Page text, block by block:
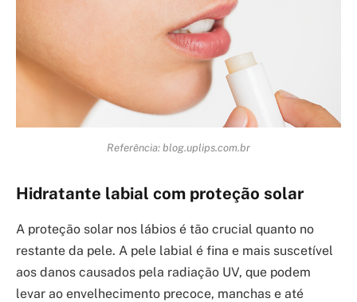
Referência: blog.uplips.com.br
Hidratante labial com proteção solar
A proteção solar nos lábios é tão crucial quanto no
restante da pele. A pele labial é fina e mais suscetível
aos danos causados pela radiação UV, que podem
levar ao envelhecimento precoce, manchas e até